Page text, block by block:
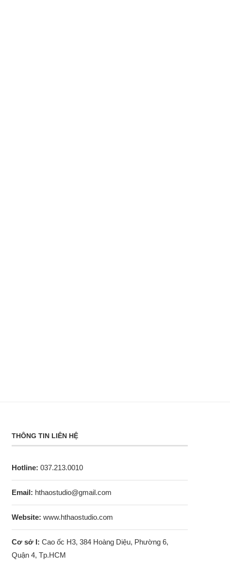
THÔNG TIN LIÊN HỆ
Hotline: 037.213.0010
Email: hthaostudio@gmail.com
Website: www.hthaostudio.com
Cơ sở I: Cao ốc H3, 384 Hoàng Diệu, Phường 6,
Quận 4, Tp.HCM